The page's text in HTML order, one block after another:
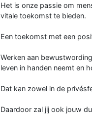
Het is onze passie om
vitale toekomst te bieden.
Een toekomst met een
Werken aan
leven in handen neemt en
Dat kan zowel in de
Daardoor zal jij ook jouw